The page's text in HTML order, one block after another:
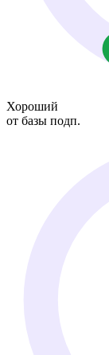
Хороший
от базы подп.